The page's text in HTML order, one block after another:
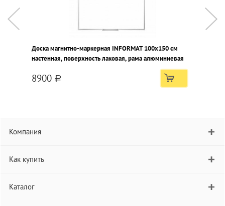
Доска магнитно-маркерная INFORMAT 100х150 см
настенная, поверхность лаковая, рама алюминиевая
8900 a
Компания
Как купить
Каталог